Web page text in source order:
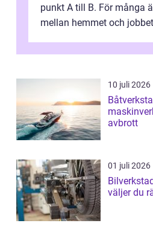
punkt A till B. För många
mellan hemmet och
10 juli 2026
avbrott
01 juli 2026
väljer du